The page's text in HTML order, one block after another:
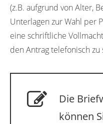
(z.B. aufgrund von Alter,
Unterlagen zur Wahl per
eine schriftliche
den Antrag telefonisch zu
Die
können